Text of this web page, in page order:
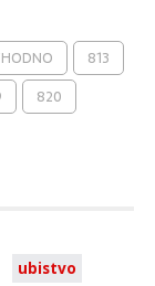
813
820
ubistvo